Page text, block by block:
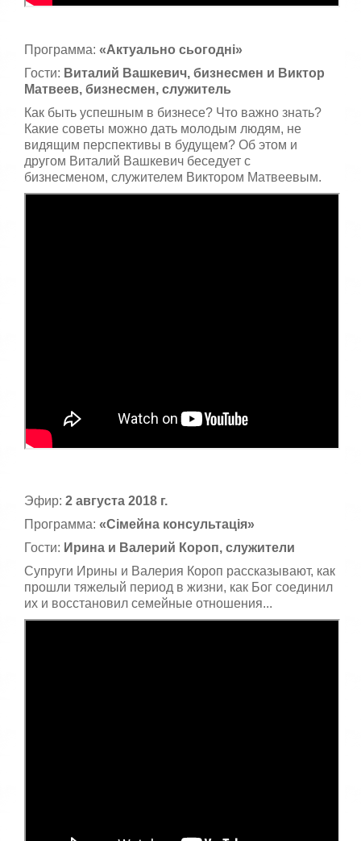
Программа: «Актуально сьогодні»
Гости: Виталий Вашкевич, бизнесмен и Виктор
Матвеев, бизнесмен, служитель
Как быть успешным в бизнесе? Что важно знать?
Какие советы можно дать молодым людям, не
видящим перспективы в будущем? Об этом и
другом Виталий Вашкевич беседует с
бизнесменом, служителем Виктором Матвеевым.
Эфир: 2 августа 2018 г.
Программа: «Сімейна консультація»
Гости: Ирина и Валерий Короп, служители
Супруги Ирины и Валерия Короп рассказывают, как
прошли тяжелый период в жизни, как Бог соединил
их и восстановил семейные отношения...